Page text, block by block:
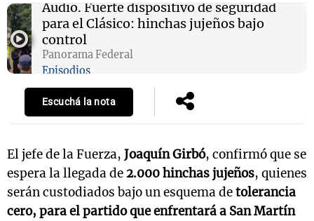
Audio. Fuerte dispositivo de seguridad
para el Clásico: hinchas jujeños bajo
control
Panorama Federal
Episodios
Escuchá la nota
El jefe de la Fuerza, Joaquín Girbó, confirmó que se
espera la llegada de 2.000 hinchas jujeños, quienes
serán custodiados bajo un esquema detolerancia
cero, para el partido que enfrentará a San Martín